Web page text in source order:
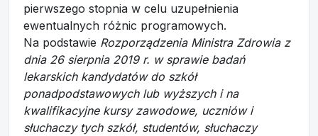
pierwszego stopnia w celu uzupełnienia
ewentualnych różnic programowych.
Na podstawie Rozporządzenia Ministra Zdrowia z
dnia 26 sierpnia 2019 r. w sprawie badań
lekarskich kandydatów do szkół
ponadpodstawowych lub wyższych i na
kwalifikacyjne kursy zawodowe, uczniów i
słuchaczy tych szkół, studentów, słuchaczy